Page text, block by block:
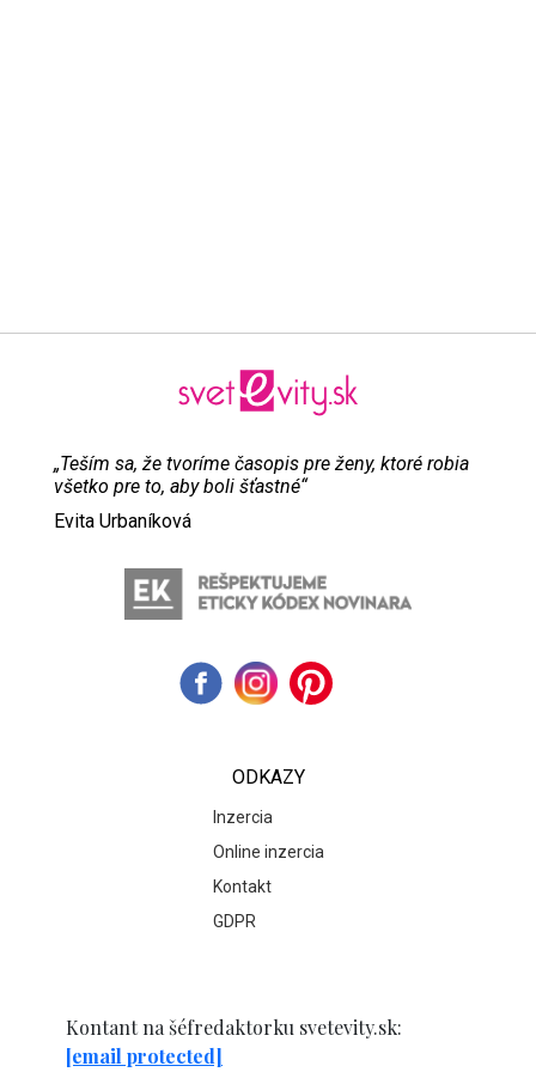
„Teším sa, že tvoríme časopis pre ženy, ktoré robia
všetko pre to, aby boli šťastné“
Evita Urbaníková
ODKAZY
Inzercia
Online inzercia
Kontakt
GDPR
Kontant na šéfredaktorku svetevity.sk:
[email protected]